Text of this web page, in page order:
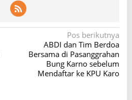
Pos berikutnya
ABDI dan Tim Berdoa
Bersama di Pasanggrahan
Bung Karno sebelum
Mendaftar ke KPU Karo